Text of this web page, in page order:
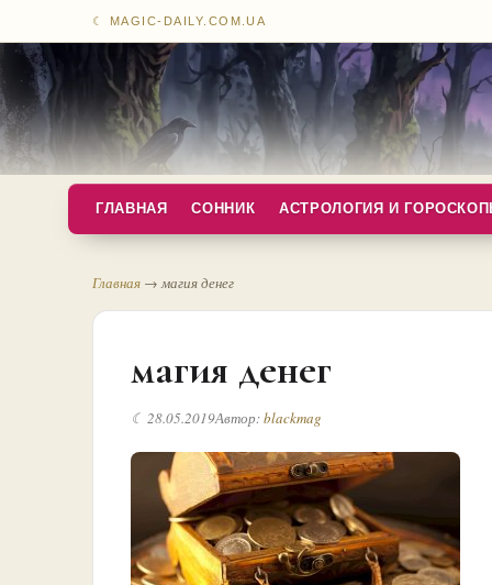
☾ MAGIC-DAILY.COM.UA
ГЛАВНАЯ СОННИК АСТРОЛОГИЯ И
Главная → магия денег
магия денег
☾ 28.05.2019Автор:blackmag